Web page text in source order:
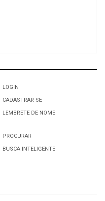
LOGIN
CADASTRAR-SE
LEMBRETE DE NOME
PROCURAR
BUSCA INTELIGENTE